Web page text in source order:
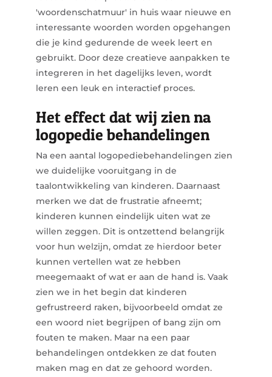
'woordenschatmuur' in huis waar nieuwe en
interessante woorden worden opgehangen
die je kind gedurende de week leert en
gebruikt. Door deze creatieve aanpakken te
integreren in het dagelijks leven, wordt
leren een leuk en interactief proces.
Het effect dat wij zien na
logopedie behandelingen
Na een aantal logopediebehandelingen zien
we duidelijke vooruitgang in de
taalontwikkeling van kinderen. Daarnaast
merken we dat de frustratie afneemt;
kinderen kunnen eindelijk uiten wat ze
willen zeggen. Dit is ontzettend belangrijk
voor hun welzijn, omdat ze hierdoor beter
kunnen vertellen wat ze hebben
meegemaakt of wat er aan de hand is. Vaak
zien we in het begin dat kinderen
gefrustreerd raken, bijvoorbeeld omdat ze
een woord niet begrijpen of bang zijn om
fouten te maken. Maar na een paar
behandelingen ontdekken ze dat fouten
maken mag en dat ze gehoord worden.